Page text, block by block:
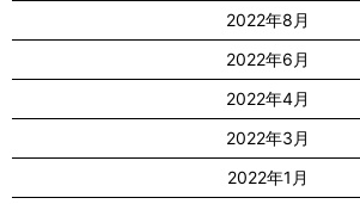
2022年8月
2022年6月
2022年4月
2022年3月
2022年1月